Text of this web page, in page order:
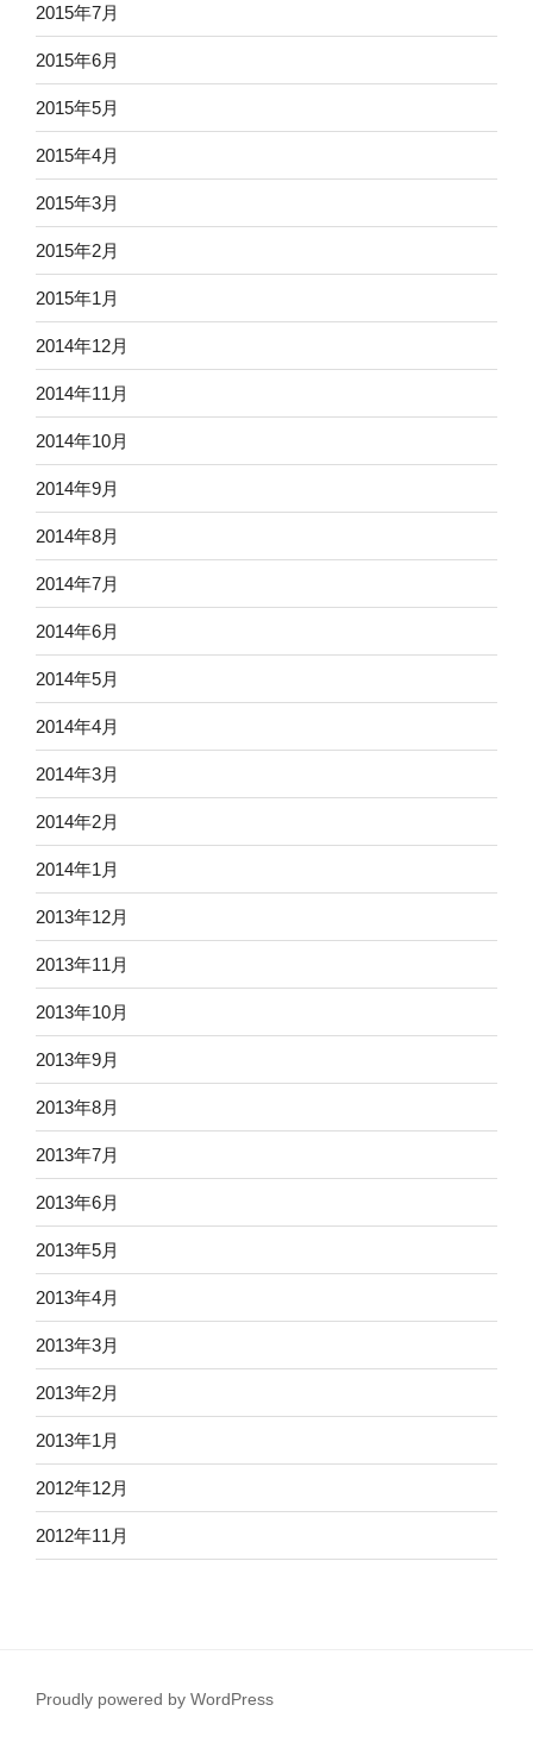
2015年7月
2015年6月
2015年5月
2015年4月
2015年3月
2015年2月
2015年1月
2014年12月
2014年11月
2014年10月
2014年9月
2014年8月
2014年7月
2014年6月
2014年5月
2014年4月
2014年3月
2014年2月
2014年1月
2013年12月
2013年11月
2013年10月
2013年9月
2013年8月
2013年7月
2013年6月
2013年5月
2013年4月
2013年3月
2013年2月
2013年1月
2012年12月
2012年11月
Proudly powered by WordPress